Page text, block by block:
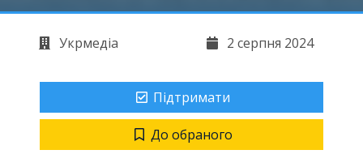
Укрмедіа 2 серпня 2024
Підтримати
До обраного